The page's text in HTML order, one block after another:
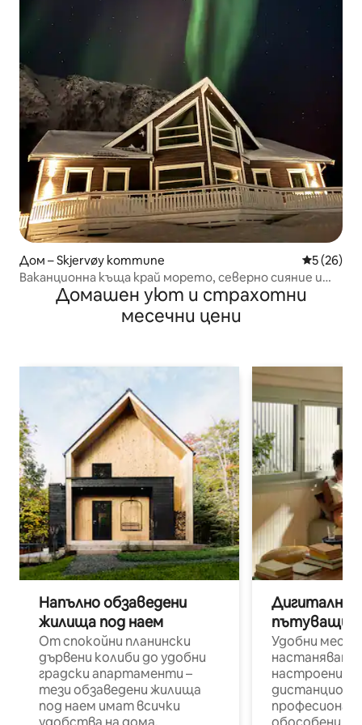
Дом – Skjervøy kommune Средна
5 (26)
Ваканционна къща край морето, северно сияние и
гледкиДомашен уют и страхотни
месечни цени
Напълно обзаведени
жилища под наем
От спокойни планински
дървени колиби до удобни
градски апартаменти –
тези обзаведени жилища
под наем имат всички
Дигитални
пътуващи
Удобни
настаняване
настроени и